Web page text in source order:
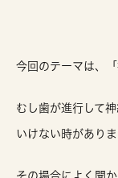
今回のテーマは、
むし歯が進行して
いけない時がありま
その場合によく聞